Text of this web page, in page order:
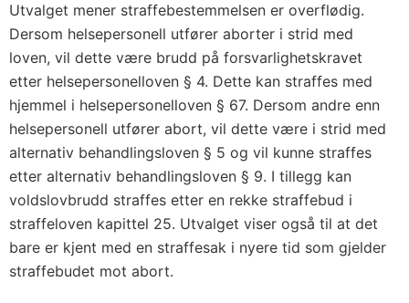
Utvalget mener straffebestemmelsen er overflødig.
Dersom helsepersonell utfører aborter i strid med
loven, vil dette være brudd på forsvarlighetskravet
etter helsepersonelloven § 4. Dette kan straffes med
hjemmel i helsepersonelloven § 67. Dersom andre enn
helsepersonell utfører abort, vil dette være i strid med
alternativ behandlingsloven § 5 og vil kunne straffes
etter alternativ behandlingsloven § 9. I tillegg kan
voldslovbrudd straffes etter en rekke straffebud i
straffeloven kapittel 25. Utvalget viser også til at det
bare er kjent med en straffesak i nyere tid som gjelder
straffebudet mot abort.